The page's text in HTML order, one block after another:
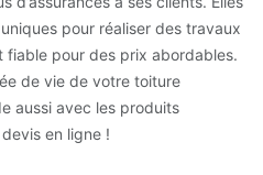
pour réaliser des travaux
pour des prix abordables.
de vie de votre toiture
aussi avec les produits
en ligne !